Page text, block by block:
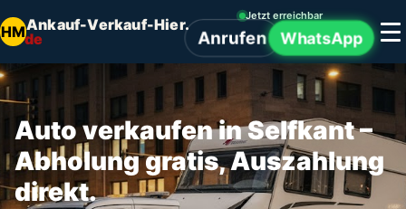
HMAnkauf-Verkauf-Hier.
de
Jetzt erreichbar
Anrufen WhatsApp
Auto verkaufen in Selfkant –
Abholung gratis, Auszahlung
direkt.